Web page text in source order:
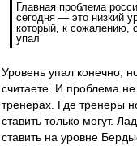
Главная проблема
сегодня — это низкий
который, к сожалению,
упал
Уровень упал конечно,
считаете. И проблема не
тренерах. Где тренеры
ставить только могут.
ставить на уровне